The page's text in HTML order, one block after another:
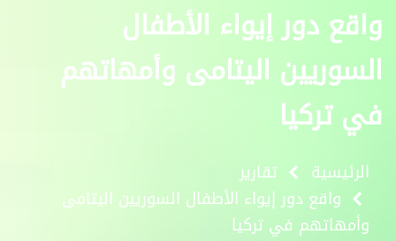
واقع دور إيواء الأطفال
السوريين اليتامى وأمهاتهم
في تركيا
الرئيسية
تقارير
واقع دور إيواء الأطفال السوريين اليتامى
وأمهاتهم في تركيا